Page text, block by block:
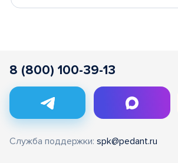
8 (800) 100-39-13
Служба поддержки: spk@pedant.ru